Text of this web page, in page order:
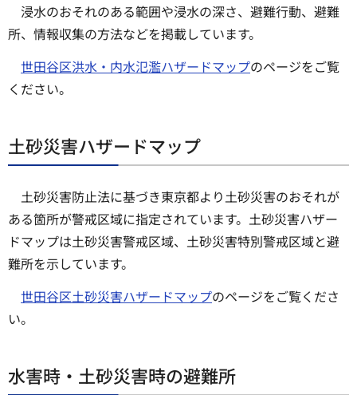
浸水のおそれのある範囲や浸水の深さ、避難行動、避難
所、情報収集の方法などを掲載しています。
世田谷区洪水・内水氾濫ハザードマップのページをご覧
ください。
土砂災害ハザードマップ
土砂災害防止法に基づき東京都より土砂災害のおそれが
ある箇所が警戒区域に指定されています。土砂災害ハザー
ドマップは土砂災害警戒区域、土砂災害特別警戒区域と避
難所を示しています。
世田谷区土砂災害ハザードマップのページをご覧くださ
い。
水害時・土砂災害時の避難所